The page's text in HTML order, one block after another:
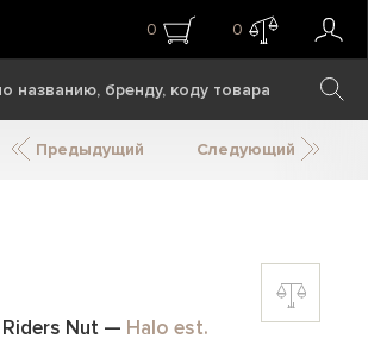
0 0
Предыдущий Следующий
Nut — Halo est.